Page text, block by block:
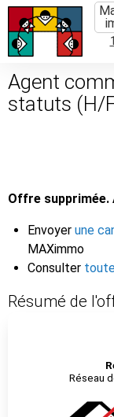
Agent
statuts (H/
Offre supprimée.
Envoyer une
MAXimmo
Consulter
Résumé de
Réseau